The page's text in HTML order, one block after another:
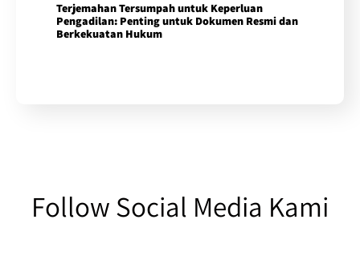
Terjemahan Tersumpah untuk Keperluan
Pengadilan: Penting untuk Dokumen Resmi dan
Berkekuatan Hukum
Follow Social Media Kami